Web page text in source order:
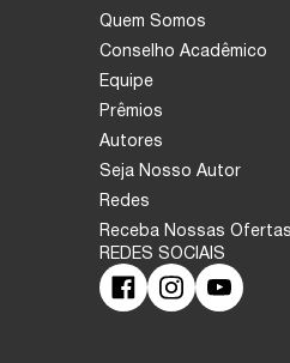
Quem Somos
Conselho Acadêmico
Equipe
Prêmios
Autores
Seja Nosso Autor
Redes
Receba Nossas